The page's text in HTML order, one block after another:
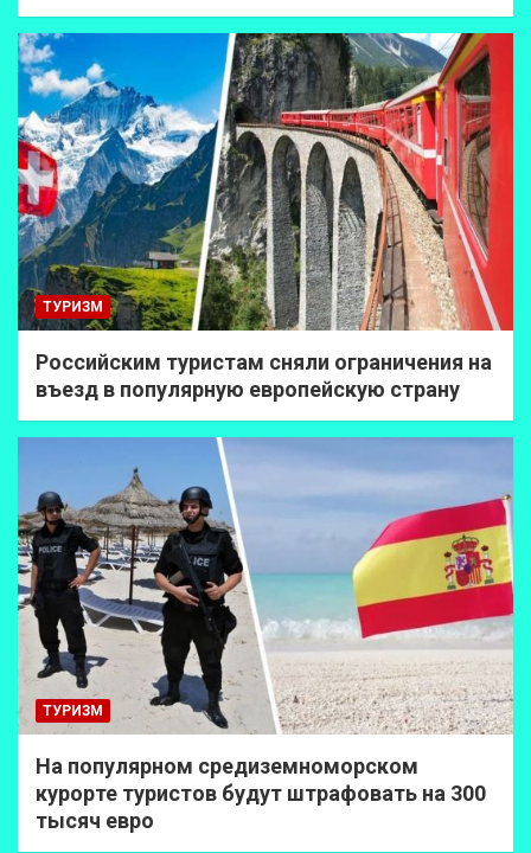
ТУРИЗМ
Российским туристам сняли ограничения на
въезд в популярную европейскую страну
ТУРИЗМ
На популярном средиземноморском
курорте туристов будут штрафовать на 300
тысяч евро